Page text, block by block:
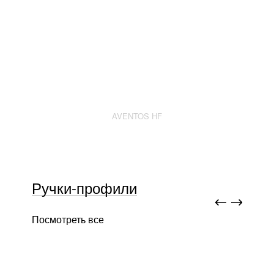
AVENTOS HF
Ручки-профили
Посмотреть все